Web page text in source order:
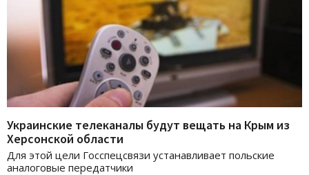
Украинские телеканалы будут вещать на Крым из
Херсонской области
Для этой цели Госспецсвязи устанавливает польские
аналоговые передатчики